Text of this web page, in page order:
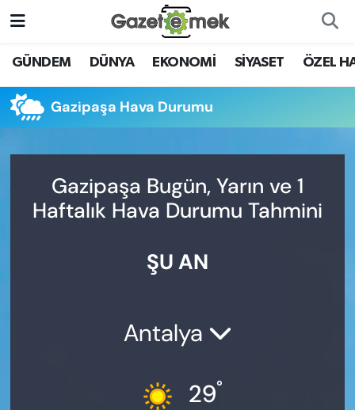
GÜNDEM DÜNYA EKONOMİ SİYASET ÖZEL
Gazipaşa Hava Durumu
Gazipaşa Bugün, Yarın ve 1
Haftalık Hava Durumu Tahmini
ŞU AN
Antalya
29°
DÜNYA
EKONOMİ
YENİ MEDYADA EMEK
GAZETECİLİĞİNİ GELİŞTİRMEK
Nöbetçi Eczaneler
Hava Durumu
Trafik Durumu
Süper Lig Puan Durumu ve Fikstür